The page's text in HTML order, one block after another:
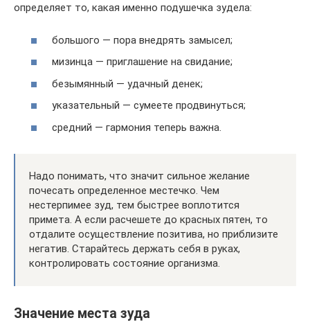
определяет то, какая именно подушечка зудела:
большого — пора внедрять замысел;
мизинца — приглашение на свидание;
безымянный — удачный денек;
указательный — сумеете продвинуться;
средний — гармония теперь важна.
Надо понимать, что значит сильное желание
почесать определенное местечко. Чем
нестерпимее зуд, тем быстрее воплотится
примета. А если расчешете до красных пятен, то
отдалите осуществление позитива, но приблизите
негатив. Старайтесь держать себя в руках,
контролировать состояние организма.
Значение места зуда